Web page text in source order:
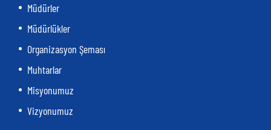
Müdürler
Müdürlükler
Organizasyon Şeması
Muhtarlar
Misyonumuz
Vizyonumuz